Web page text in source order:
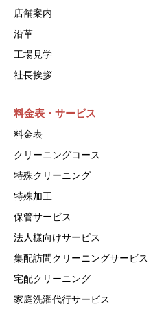
店舗案内
沿革
工場見学
社長挨拶
料金表・サービス
料金表
クリーニングコース
特殊クリーニング
特殊加工
保管サービス
法人様向けサービス
集配訪問クリーニングサービス
宅配クリーニング
家庭洗濯代行サービス